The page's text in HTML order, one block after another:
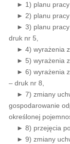
► 1) planu pracy
► 2) planu pracy
► 3) planu pracy
druk nr 5,
► 4) wyrażenia
► 5) wyrażenia
► 6) wyrażenia
– druk nr 8,
► 7) zmiany
gospodarowanie
określonej
► 8) przejęcia
► 9) zmiany